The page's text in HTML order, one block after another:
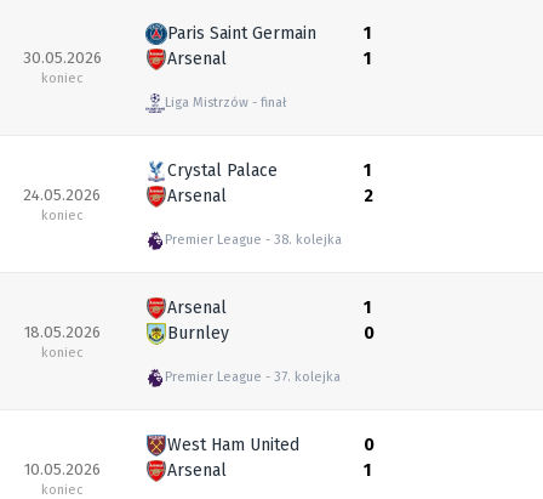
30.05.2026
koniec
Paris Saint Germain
Arsenal
Liga Mistrzów finał
1
1
24.05.2026
koniec
Crystal Palace
Arsenal
Premier League 38. kolejka
1
2
18.05.2026
koniec
Arsenal
Burnley
Premier League 37. kolejka
1
0
10.05.2026
koniec
West Ham United
Arsenal
0
1